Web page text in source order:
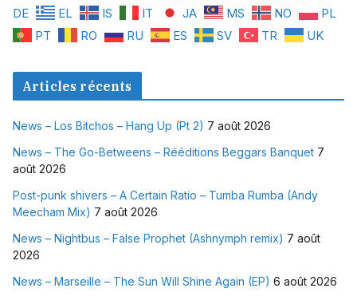
DE
EL IS IT JA MS NO
PL
PT
RO RU ES SV TR UK
Articles récents
News – Los Bitchos – Hang Up (Pt 2) 7 août 2026
News – The Go-Betweens – Rééditions Beggars Banquet 7
août 2026
Post-punk shivers – A Certain Ratio – Tumba Rumba (Andy
Meecham Mix) 7 août 2026
News – Nightbus – False Prophet (Ashnymph remix) 7 août
2026
News – Marseille – The Sun Will Shine Again (EP) 6 août 2026